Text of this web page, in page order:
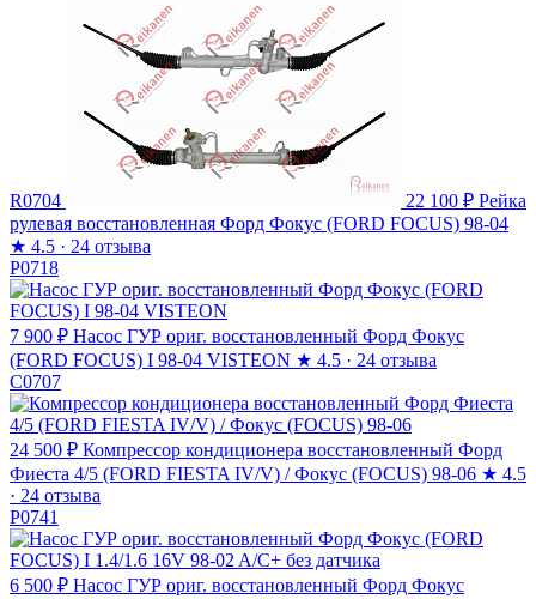
R0704 22 100 ₽ Рейка
рулевая восстановленная Форд Фокус (FORD FOCUS) 98-04
★ 4.5 · 24 отзыва
P0718
7 900 ₽ Насос ГУР ориг. восстановленный Форд Фокус
(FORD FOCUS) I 98-04 VISTEON ★ 4.5 · 24 отзыва
C0707
24 500 ₽ Компрессор кондиционера восстановленный Форд
Фиеста 4/5 (FORD FIESTA IV/V) / Фокус (FOCUS) 98-06 ★ 4.5
· 24 отзыва
P0741
6 500 ₽ Насос ГУР ориг. восстановленный Форд Фокус